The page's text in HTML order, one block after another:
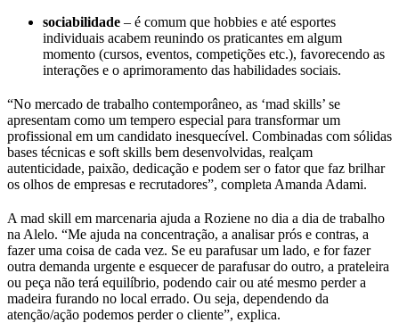
sociabilidade – é comum que hobbies e até esportes
individuais acabem reunindo os praticantes em algum
momento (cursos, eventos, competições etc.), favorecendo as
interações e o aprimoramento das habilidades sociais.
“No mercado de trabalho contemporâneo, as ‘mad skills’ se
apresentam como um tempero especial para transformar um
profissional em um candidato inesquecível. Combinadas com sólidas
bases técnicas e soft skills bem desenvolvidas, realçam
autenticidade, paixão, dedicação e podem ser o fator que faz brilhar
os olhos de empresas e recrutadores”, completa Amanda Adami.
A mad skill em marcenaria ajuda a Roziene no dia a dia de trabalho
na Alelo. “Me ajuda na concentração, a analisar prós e contras, a
fazer uma coisa de cada vez. Se eu parafusar um lado, e for fazer
outra demanda urgente e esquecer de parafusar do outro, a prateleira
ou peça não terá equilíbrio, podendo cair ou até mesmo perder a
madeira furando no local errado. Ou seja, dependendo da
atenção/ação podemos perder o cliente”, explica.